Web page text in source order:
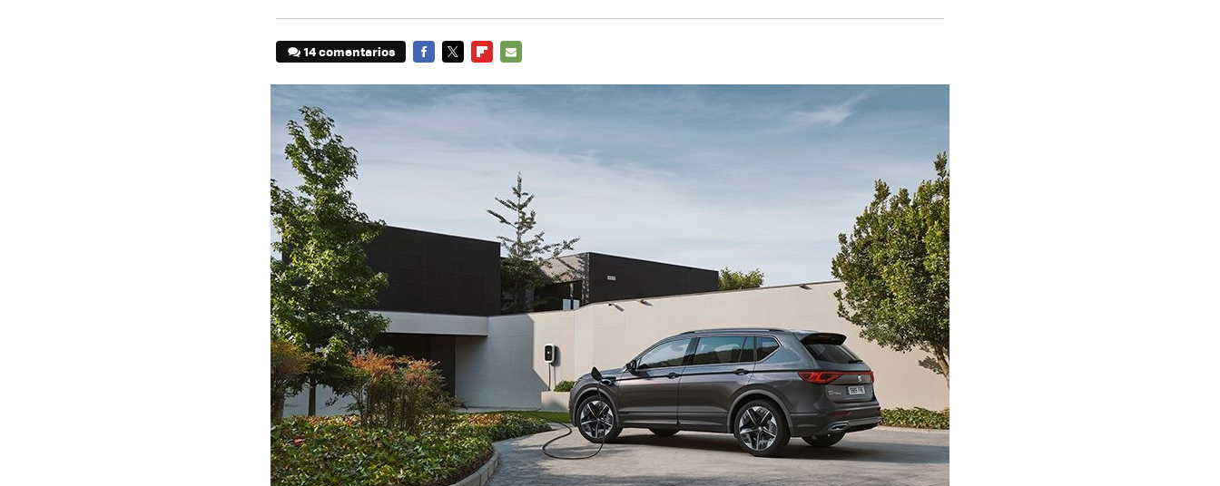
14 comentarios
MAIL